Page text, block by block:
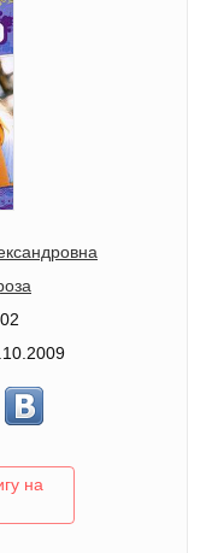
на